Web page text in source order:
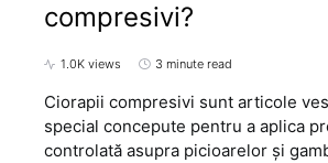
compresivi?
1.0K views 3 minute read
Ciorapii compresivi sunt articole
special concepute pentru a aplica
controlată asupra picioarelor și